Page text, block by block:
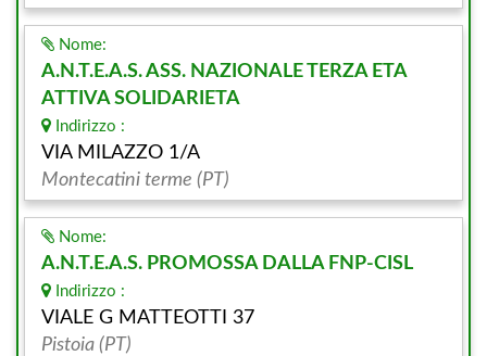
Nome:
A.N.T.E.A.S. ASS. NAZIONALE TERZA ETA
ATTIVA SOLIDARIETA
Indirizzo :
VIA MILAZZO 1/A
Montecatini terme (PT)
Nome:
A.N.T.E.A.S. PROMOSSA DALLA FNP-CISL
Indirizzo :
VIALE G MATTEOTTI 37
Pistoia (PT)